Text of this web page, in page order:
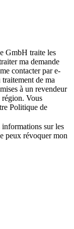
GmbH traite les
ma demande
contacter par e-
de ma
à un revendeur
région. Vous
Politique de
sur les
peux révoquer mon